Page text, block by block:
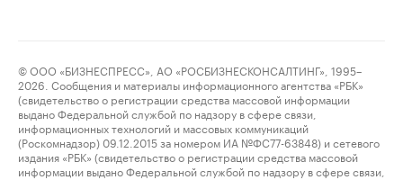
© ООО «БИЗНЕСПРЕСС», АО «РОСБИЗНЕСКОНСАЛТИНГ», 1995–
2026. Сообщения и материалы информационного агентства «РБК»
(свидетельство о регистрации средства массовой информации
выдано Федеральной службой по надзору в сфере связи,
информационных технологий и массовых коммуникаций
(Роскомнадзор) 09.12.2015 за номером ИА №ФС77-63848) и сетевого
издания «РБК» (свидетельство о регистрации средства массовой
информации выдано Федеральной службой по надзору в сфере связи,